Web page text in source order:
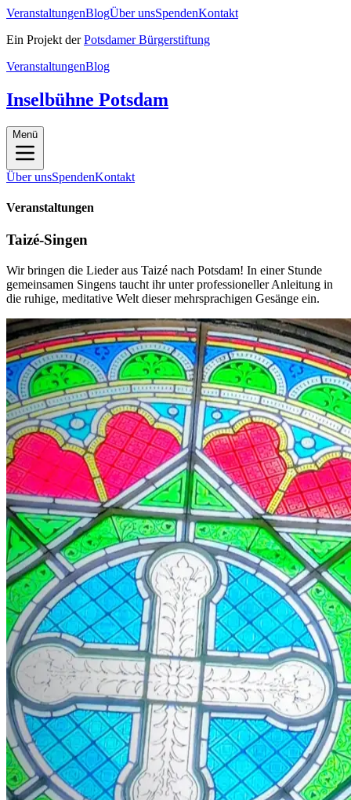
VeranstaltungenBlogÜber unsSpendenKontakt
Ein Projekt der Potsdamer Bürgerstiftung
VeranstaltungenBlog
Inselbühne Potsdam
Menü
Über unsSpendenKontakt
Veranstaltungen
Taizé-Singen
Wir bringen die Lieder aus Taizé nach Potsdam! In einer Stunde
gemeinsamen Singens taucht ihr unter professioneller Anleitung in
die ruhige, meditative Welt dieser mehrsprachigen Gesänge ein.